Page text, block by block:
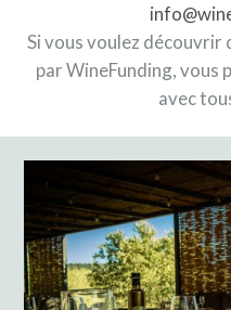
Si vous voulez
par WineFunding, vous
avec